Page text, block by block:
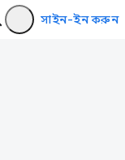
সাইন-ইন করুন